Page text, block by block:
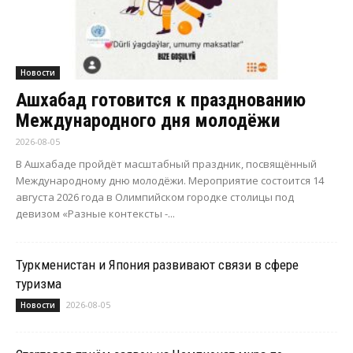
Новости
Ашхабад готовится к празднованию
Международного дня молодёжи
2026-08-05
В Ашхабаде пройдёт масштабный праздник, посвящённый
Международному дню молодёжи. Мероприятие состоится 14
августа 2026 года в Олимпийском городке столицы под
девизом «Разные контексты -...
Туркменистан и Япония развивают связи в сфере
туризма
Новости 2026-08-05